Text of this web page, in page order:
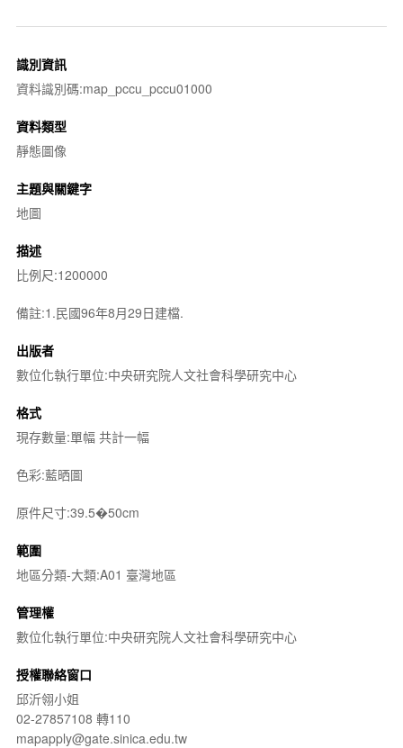
識別資訊
資料識別碼:map_pccu_pccu01000
資料類型
靜態圖像
主題與關鍵字
地圖
描述
比例尺:1200000
備註:1.民國96年8月29日建檔.
出版者
數位化執行單位:中央研究院人文社會科學研究中心
格式
現存數量:單幅 共計一幅
色彩:藍晒圖
原件尺寸:39.5�50cm
範圍
地區分類-大類:A01 臺灣地區
管理權
數位化執行單位:中央研究院人文社會科學研究中心
授權聯絡窗口
邱沂翎小姐
02-27857108 轉110
mapapply@gate.sinica.edu.tw